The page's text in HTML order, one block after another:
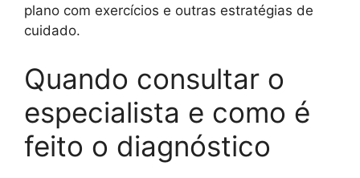
plano com exercícios e outras estratégias de
cuidado.
Quando consultar o
especialista e como é
feito o diagnóstico